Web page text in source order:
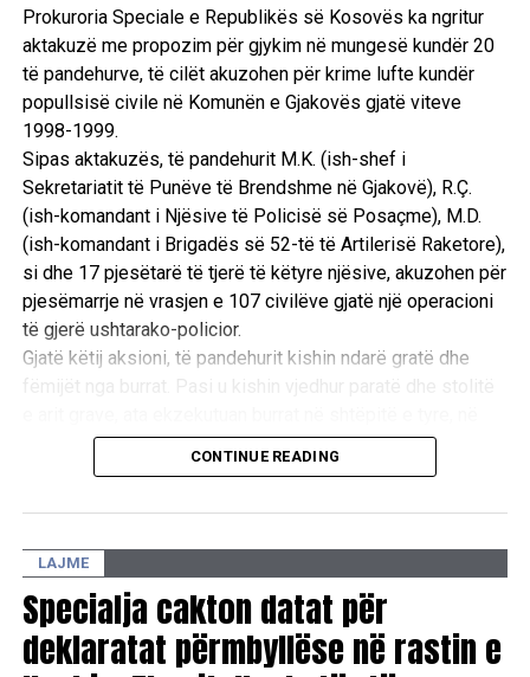
Prokuroria Speciale e Republikës së Kosovës ka ngritur
aktakuzë me propozim për gjykim në mungesë kundër 20
të pandehurve, të cilët akuzohen për krime lufte kundër
popullsisë civile në Komunën e Gjakovës gjatë viteve
1998-1999.
Sipas aktakuzës, të pandehurit M.K. (ish-shef i
Sekretariatit të Punëve të Brendshme në Gjakovë), R.Ç.
(ish-komandant i Njësive të Policisë së Posaçme), M.D.
(ish-komandant i Brigadës së 52-të të Artilerisë Raketore),
si dhe 17 pjesëtarë të tjerë të këtyre njësive, akuzohen për
pjesëmarrje në vrasjen e 107 civilëve gjatë një operacioni
të gjerë ushtarako-policior.
Gjatë këtij aksioni, të pandehurit kishin ndarë gratë dhe
oborre dhe te lokacioni i njohur si “Ura e Taliqit”, si dhe u
vunë flakën shtëpive të tyre. /E.A/
CONTINUE READING
LAJME
Specialja cakton datat për
deklaratat përmbyllëse në rastin e